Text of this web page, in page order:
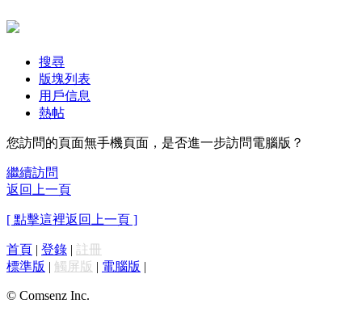
搜尋
版塊列表
用戶信息
熱帖
您訪問的頁面無手機頁面，是否進一步訪問電腦版？
繼續訪問
返回上一頁
[ 點擊這裡返回上一頁 ]
首頁 | 登錄 | 註冊
標準版 | 觸屏版 | 電腦版 |
© Comsenz Inc.